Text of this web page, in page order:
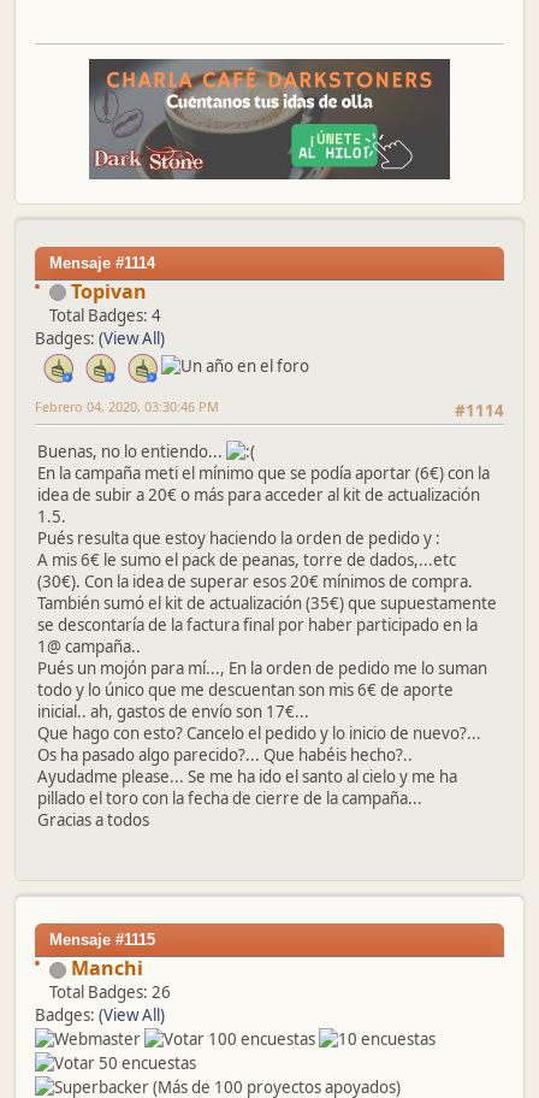
Mensaje #1114
Topivan
Total Badges: 4
Badges: (View All)
#1114
Febrero 04, 2020, 03:30:46 PM
Buenas, no lo entiendo...
En la campaña meti el mínimo que se podía aportar (6€) con la
idea de subir a 20€ o más para acceder al kit de actualización
1.5.
Pués resulta que estoy haciendo la orden de pedido y :
A mis 6€ le sumo el pack de peanas, torre de dados,...etc
(30€). Con la idea de superar esos 20€ mínimos de compra.
También sumó el kit de actualización (35€) que supuestamente
se descontaría de la factura final por haber participado en la
1@ campaña..
Pués un mojón para mí..., En la orden de pedido me lo suman
todo y lo único que me descuentan son mis 6€ de aporte
inicial.. ah, gastos de envío son 17€...
Que hago con esto? Cancelo el pedido y lo inicio de nuevo?...
Os ha pasado algo parecido?... Que habéis hecho?..
Ayudadme please... Se me ha ido el santo al cielo y me ha
pillado el toro con la fecha de cierre de la campaña...
Gracias a todos
Mensaje #1115
Manchi
Total Badges: 26
Badges: (View All)